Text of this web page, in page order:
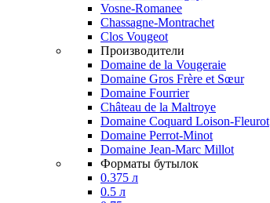
Vosne-Romanee
Chassagne-Montrachet
Clos Vougeot
Производители
Domaine de la Vougeraie
Domaine Gros Frère et Sœur
Domaine Fourrier
Château de la Maltroye
Domaine Coquard Loison-Fleurot
Domaine Perrot-Minot
Domaine Jean-Marc Millot
Форматы бутылок
0.375 л
0.5 л